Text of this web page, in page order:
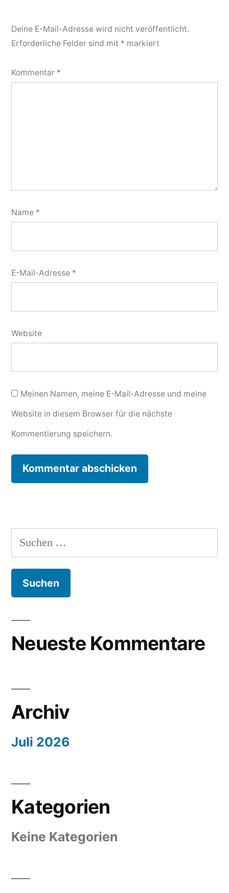
Deine E-Mail-Adresse wird nicht veröffentlicht.
Erforderliche Felder sind mit * markiert
Kommentar *
Name *
E-Mail-Adresse *
Website
Meinen Namen, meine E-Mail-Adresse und meine
Website in diesem Browser für die nächste
Kommentierung speichern.
Suche
nach:
Neueste Kommentare
Archiv
Juli 2026
Kategorien
Keine Kategorien